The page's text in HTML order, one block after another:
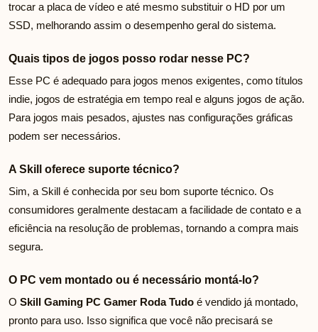
trocar a placa de vídeo e até mesmo substituir o HD por um
SSD, melhorando assim o desempenho geral do sistema.
Quais tipos de jogos posso rodar nesse PC?
Esse PC é adequado para jogos menos exigentes, como títulos
indie, jogos de estratégia em tempo real e alguns jogos de ação.
Para jogos mais pesados, ajustes nas configurações gráficas
podem ser necessários.
A Skill oferece suporte técnico?
Sim, a Skill é conhecida por seu bom suporte técnico. Os
consumidores geralmente destacam a facilidade de contato e a
eficiência na resolução de problemas, tornando a compra mais
segura.
O PC vem montado ou é necessário montá-lo?
O Skill Gaming PC Gamer Roda Tudo é vendido já montado,
pronto para uso. Isso significa que você não precisará se